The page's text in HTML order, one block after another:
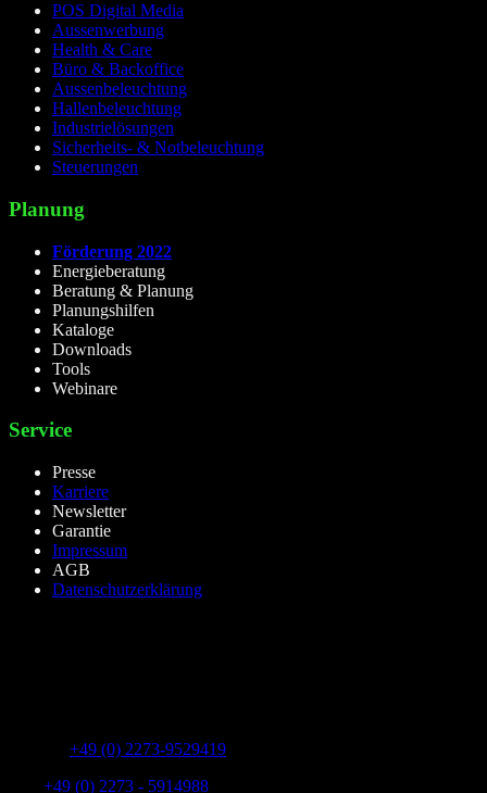
POS Digital Media
Aussenwerbung
Health & Care
Büro & Backoffice
Aussenbeleuchtung
Hallenbeleuchtung
Industrielösungen
Sicherheits- & Notbeleuchtung
Steuerungen
Planung
Förderung 2022
Energieberatung
Beratung & Planung
Planungshilfen
Kataloge
Downloads
Tools
Webinare
Service
Presse
Karriere
Newsletter
Garantie
Impressum
AGB
Datenschutzerklärung
+49 (0) 2273-9529419
+49 (0) 2273 - 5914988